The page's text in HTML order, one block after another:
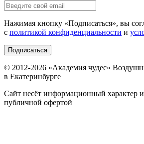
Нажимая кнопку «Подписаться», вы
с политикой конфиденциальности и
Подписаться
© 2012-2026 «Академия чудес»
в Екатеринбурге
Сайт несёт информационный характер и
публичной офертой